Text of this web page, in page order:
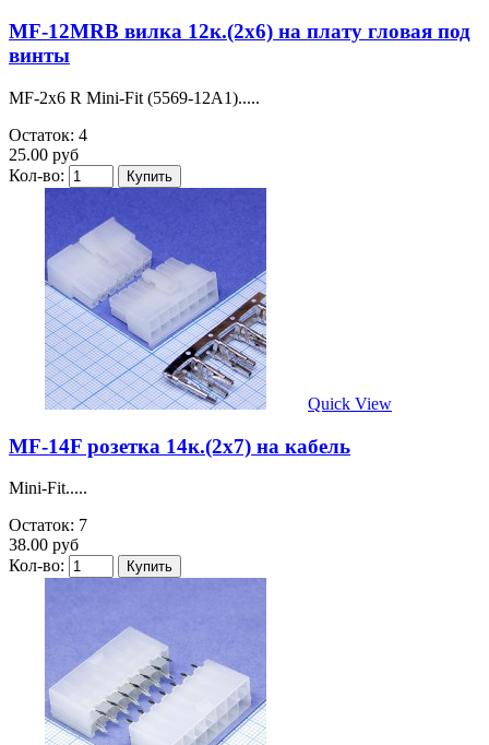
MF-12MRB вилка 12к.(2х6) на плату гловая под
винты
MF-2x6 R Mini-Fit (5569-12A1).....
Остаток: 4
25.00 руб
Кол-во:
Quick View
MF-14F розетка 14к.(2х7) на кабель
Mini-Fit.....
Остаток: 7
38.00 руб
Кол-во: